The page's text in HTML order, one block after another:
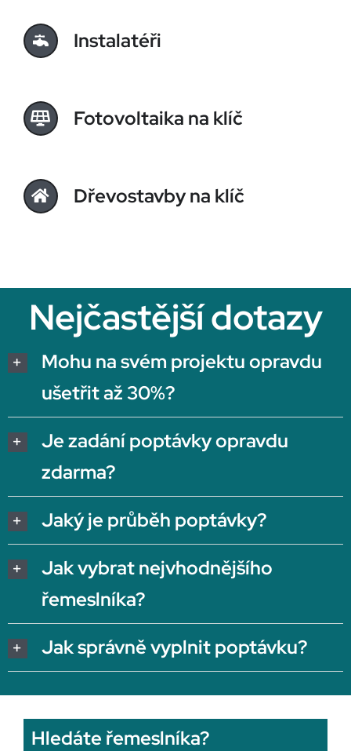
Instalatéři
Fotovoltaika na klíč
Dřevostavby na klíč
Nejčastější dotazy
Mohu na svém projektu opravdu
ušetřit až 30%?
Je zadání poptávky opravdu
zdarma?
Jaký je průběh poptávky?
Jak vybrat nejvhodnějšího
řemeslníka?
Jak správně vyplnit poptávku?
Hledáte řemeslníka?